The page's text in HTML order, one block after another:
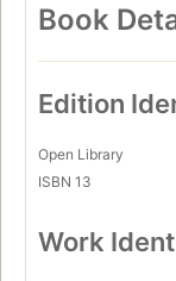
Book
Edition
Open Library
ISBN 13
Work